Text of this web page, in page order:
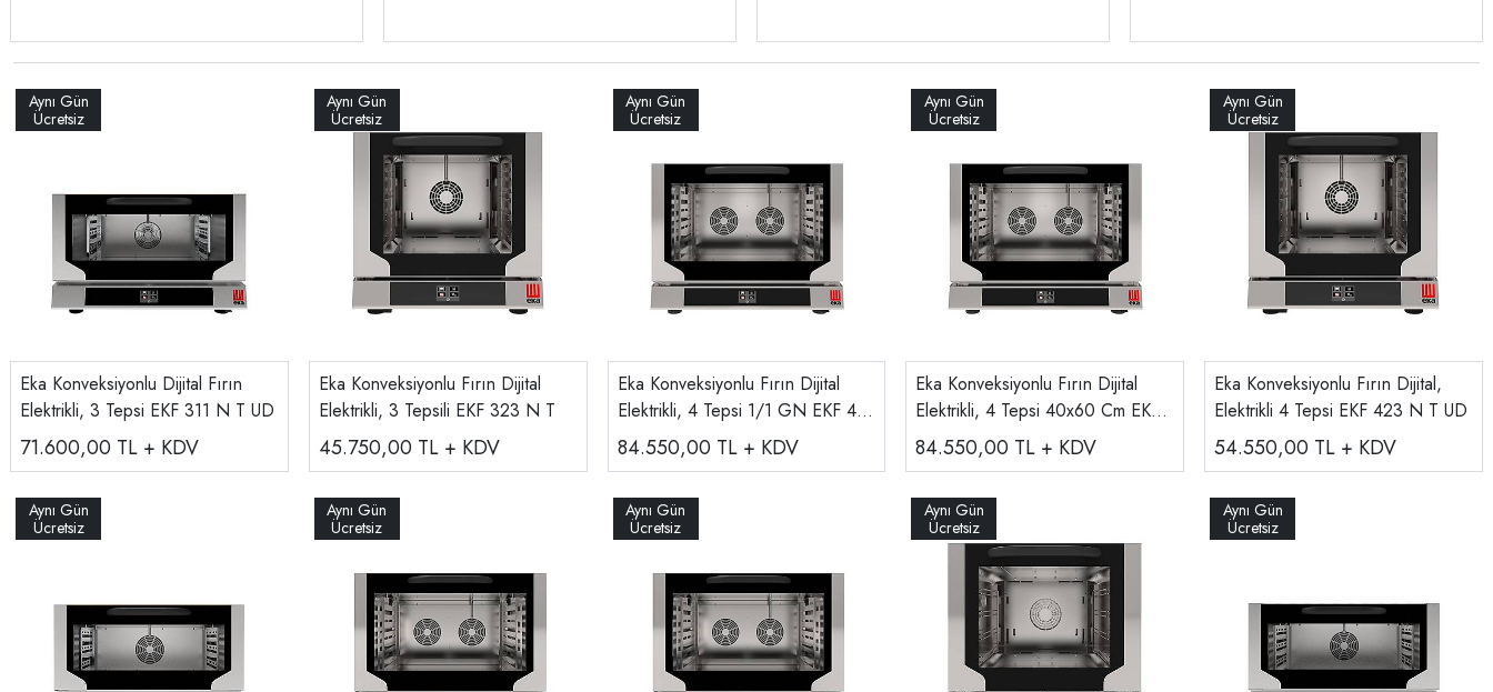
Eka Konveksiyonlu Dijital Fırın
Elektrikli, 3 Tepsi EKF 311 N T UD
71.600,00 TL + KDV
Eka Konveksiyonlu Fırın Dijital
Elektrikli, 3 Tepsili EKF 323 N T
45.750,00 TL + KDV
Eka Konveksiyonlu Fırın Dijital
Elektrikli, 4 Tepsi 1/1 GN EKF 411
N T UD
84.550,00 TL + KDV
Eka Konveksiyonlu Fırın Dijital
Elektrikli, 4 Tepsi 40x60 Cm EKF
464 N T UD
84.550,00 TL + KDV
Eka Konveksiyonlu Fırın Dijital,
Elektrikli 4 Tepsi EKF 423 N T UD
54.550,00 TL + KDV